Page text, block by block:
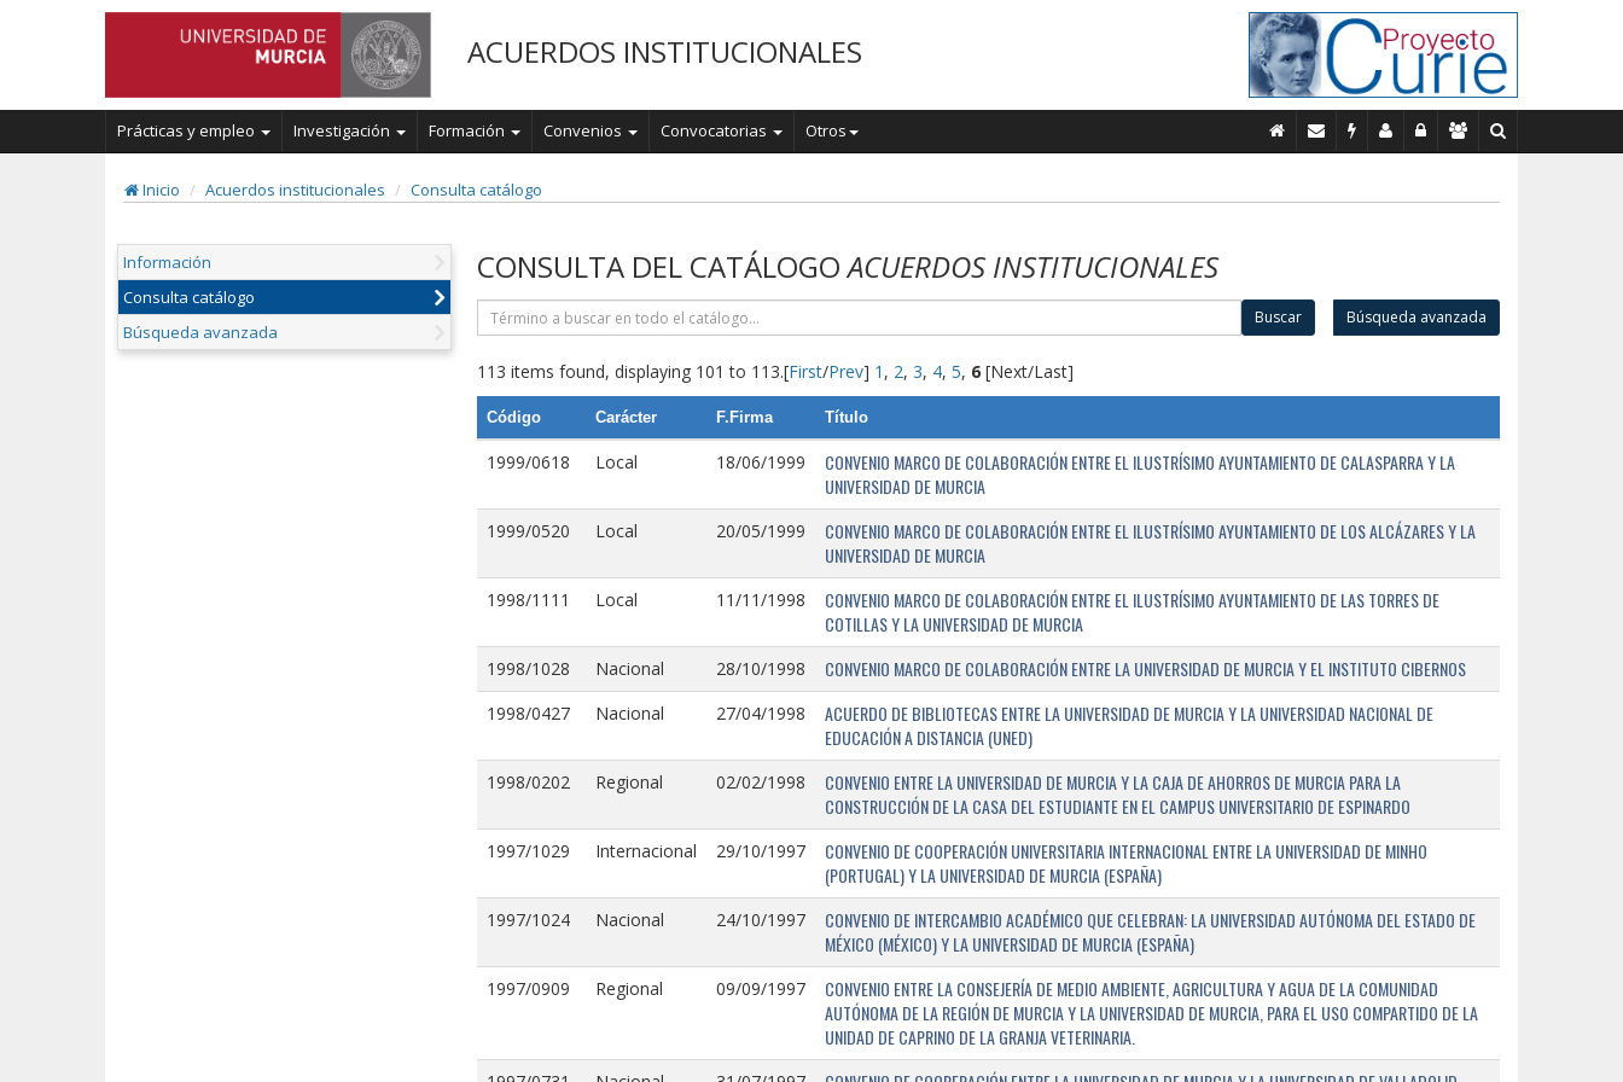
ACUERDOS INSTITUCIONALES
Prácticas y empleo Investigación Formación Convenios Convocatorias Otros
Inicio Acuerdos institucionales Consulta catálogo
Información
Consulta catálogo
Búsqueda avanzada
CONSULTA DEL CATÁLOGOACUERDOS INSTITUCIONALES
Buscar Búsqueda avanzada
113 items found, displaying 101 to 113.[First/Prev] 1 , 2, 3, 4, 5, 6[Next/Last]
Código Carácter F.Firma Título
1999/0618 Local 18/06/1999
CONVENIO MARCO DE COLABORACIÓN ENTRE EL ILUSTRÍSIMO AYUNTAMIENTO DE CALASPARRA Y LA
UNIVERSIDAD DE MURCIA
1999/0520 Local 20/05/1999
CONVENIO MARCO DE COLABORACIÓN ENTRE EL ILUSTRÍSIMO AYUNTAMIENTO DE LOS ALCÁZARES Y LA
UNIVERSIDAD DE MURCIA
1998/1111 Local 11/11/1998
CONVENIO MARCO DE COLABORACIÓN ENTRE EL ILUSTRÍSIMO AYUNTAMIENTO DE LAS TORRES DE
COTILLAS Y LA UNIVERSIDAD DE MURCIA
1998/1028 Nacional 28/10/1998 CONVENIO MARCO DE COLABORACIÓN ENTRE LA UNIVERSIDAD DE MURCIA Y EL INSTITUTO CIBERNOS
1998/0427 Nacional 27/04/1998
ACUERDO DE BIBLIOTECAS ENTRE LA UNIVERSIDAD DE MURCIA Y LA UNIVERSIDAD NACIONAL DE
EDUCACIÓN A DISTANCIA (UNED)
1998/0202 Regional 02/02/1998
CONVENIO ENTRE LA UNIVERSIDAD DE MURCIA Y LA CAJA DE AHORROS DE MURCIA PARA LA
CONSTRUCCIÓN DE LA CASA DEL ESTUDIANTE EN EL CAMPUS UNIVERSITARIO DE ESPINARDO
1997/1029 Internacional 29/10/1997
CONVENIO DE COOPERACIÓN UNIVERSITARIA INTERNACIONAL ENTRE LA UNIVERSIDAD DE MINHO
(PORTUGAL) Y LA UNIVERSIDAD DE MURCIA (ESPAÑA)
1997/1024 Nacional 24/10/1997
CONVENIO DE INTERCAMBIO ACADÉMICO QUE CELEBRAN: LA UNIVERSIDAD AUTÓNOMA DEL ESTADO DE
MÉXICO (MÉXICO) Y LA UNIVERSIDAD DE MURCIA (ESPAÑA)
1997/0909 Regional 09/09/1997
CONVENIO ENTRE LA CONSEJERÍA DE MEDIO AMBIENTE, AGRICULTURA Y AGUA DE LA COMUNIDAD
AUTÓNOMA DE LA REGIÓN DE MURCIA Y LA UNIVERSIDAD DE MURCIA, PARA EL USO COMPARTIDO DE LA
UNIDAD DE CAPRINO DE LA GRANJA VETERINARIA.